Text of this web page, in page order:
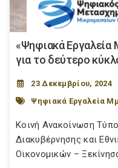
«Ψηφιακά Εργαλεία
για το δεύτερο
23 Δεκεμβρίου, 2024
Ψηφιακά Εργαλεία
Κοινή Ανακοίνωση
Διακυβέρνησης και
Οικονομικών –